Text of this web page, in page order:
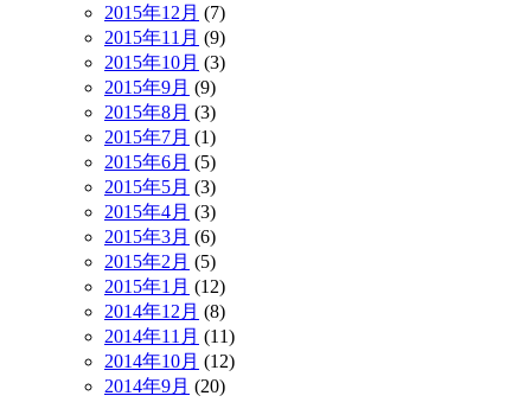
2015年12月 (7)
2015年11月 (9)
2015年10月 (3)
2015年9月 (9)
2015年8月 (3)
2015年7月 (1)
2015年6月 (5)
2015年5月 (3)
2015年4月 (3)
2015年3月 (6)
2015年2月 (5)
2015年1月 (12)
2014年12月 (8)
2014年11月 (11)
2014年10月 (12)
2014年9月 (20)